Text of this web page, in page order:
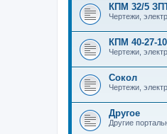
КПМ 32/5
Чертежи,
КПМ 40-27-
Чертежи,
Сокол
Чертежи,
Другое
Другие